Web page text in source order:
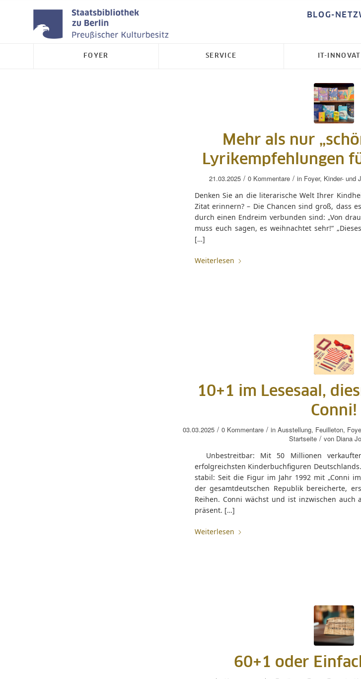
BLOG-
FOYER SERVICE IT-
Mehr als nur
Lyrikempfehlungen
21.03.2025 / 0 Kommentare / in Foyer, Kinder- und
Denken Sie an die literarische Welt Ihrer
Zitat erinnern? – Die Chancen sind groß, dass
durch einen Endreim verbunden sind: „Von
muss euch sagen, es weihnachtet sehr!“
[…]
Weiterlesen
10+1 im Lesesaal,
Conni!
03.03.2025 / 0 Kommentare / in Ausstellung, Feuilleton,
Startseite / von Diana
Unbestreitbar: Mit 50 Millionen
erfolgreichsten Kinderbuchfiguren
stabil: Seit die Figur im Jahr 1992 mit „Conni
der gesamtdeutschen Republik bereicherte,
Reihen. Conni wächst und ist inzwischen auch
präsent. […]
Weiterlesen
60+1 oder